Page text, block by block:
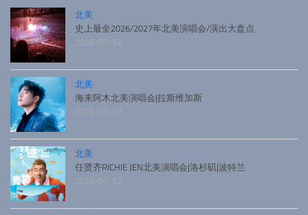
北美
史上最全2026/2027年北美演唱会/演出大盘点
2026-07-12
北美
海来阿木北美演唱会|拉斯维加斯
2026-07-12
北美
任贤齐RICHIE JEN北美演唱会|洛杉矶|波特兰
2026-07-12